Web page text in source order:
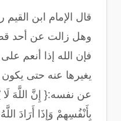
قال الإمام ابن القيم
وهل زالت عن أحد
فإن الله إذا أنعم
يغيرها عنه حتى
عن نفسه:{ إِنَّ اللَّهَ لَا
بِأَنْفُسِهِمْ وَإِذَا أَرَادَ